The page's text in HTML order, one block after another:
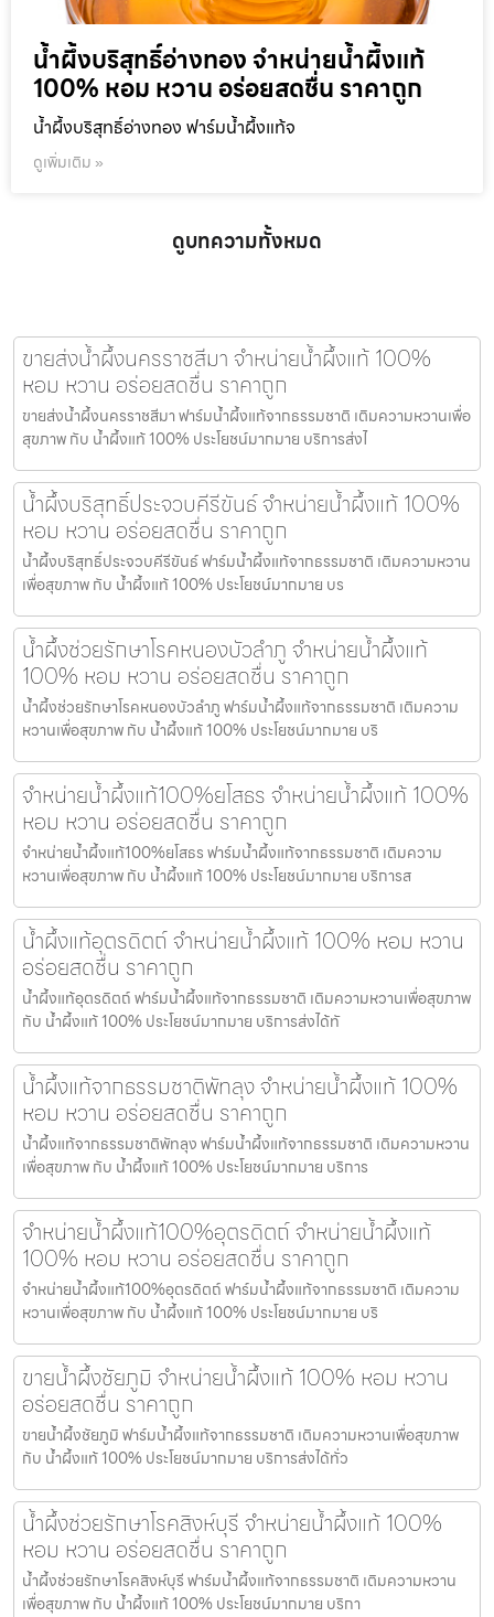
น้ำผึ้งบริสุทธิ์อ่างทอง จำหน่ายน้ำผึ้งแท้
100% หอม หวาน อร่อยสดชื่น ราคาถูก
น้ำผึ้งบริสุทธิ์อ่างทอง ฟาร์มน้ำผึ้งแท้จ
ดูเพิ่มเติม »
ดูบทความทั้งหมด
ขายส่งน้ำผึ้งนครราชสีมา จำหน่ายน้ำผึ้งแท้ 100%
หอม หวาน อร่อยสดชื่น ราคาถูก
ขายส่งน้ำผึ้งนครราชสีมา ฟาร์มน้ำผึ้งแท้จากธรรมชาติ เติมความหวานเพื่อ
สุขภาพ กับ น้ำผึ้งแท้ 100% ประโยชน์มากมาย บริการส่งไ
น้ำผึ้งบริสุทธิ์ประจวบคีรีขันธ์ จำหน่ายน้ำผึ้งแท้ 100%
หอม หวาน อร่อยสดชื่น ราคาถูก
น้ำผึ้งบริสุทธิ์ประจวบคีรีขันธ์ ฟาร์มน้ำผึ้งแท้จากธรรมชาติ เติมความหวาน
เพื่อสุขภาพ กับ น้ำผึ้งแท้ 100% ประโยชน์มากมาย บร
น้ำผึ้งช่วยรักษาโรคหนองบัวลำภู จำหน่ายน้ำผึ้งแท้
100% หอม หวาน อร่อยสดชื่น ราคาถูก
น้ำผึ้งช่วยรักษาโรคหนองบัวลำภู ฟาร์มน้ำผึ้งแท้จากธรรมชาติ เติมความ
หวานเพื่อสุขภาพ กับ น้ำผึ้งแท้ 100% ประโยชน์มากมาย บริ
จำหน่ายน้ำผึ้งแท้100%ยโสธร จำหน่ายน้ำผึ้งแท้ 100%
หอม หวาน อร่อยสดชื่น ราคาถูก
จำหน่ายน้ำผึ้งแท้100%ยโสธร ฟาร์มน้ำผึ้งแท้จากธรรมชาติ เติมความ
หวานเพื่อสุขภาพ กับ น้ำผึ้งแท้ 100% ประโยชน์มากมาย บริการส
น้ำผึ้งแท้อุตรดิตถ์ จำหน่ายน้ำผึ้งแท้ 100% หอม หวาน
อร่อยสดชื่น ราคาถูก
น้ำผึ้งแท้อุตรดิตถ์ ฟาร์มน้ำผึ้งแท้จากธรรมชาติ เติมความหวานเพื่อสุขภาพ
กับ น้ำผึ้งแท้ 100% ประโยชน์มากมาย บริการส่งได้ทั
น้ำผึ้งแท้จากธรรมชาติพัทลุง จำหน่ายน้ำผึ้งแท้ 100%
หอม หวาน อร่อยสดชื่น ราคาถูก
น้ำผึ้งแท้จากธรรมชาติพัทลุง ฟาร์มน้ำผึ้งแท้จากธรรมชาติ เติมความหวาน
เพื่อสุขภาพ กับ น้ำผึ้งแท้ 100% ประโยชน์มากมาย บริการ
จำหน่ายน้ำผึ้งแท้100%อุตรดิตถ์ จำหน่ายน้ำผึ้งแท้
100% หอม หวาน อร่อยสดชื่น ราคาถูก
จำหน่ายน้ำผึ้งแท้100%อุตรดิตถ์ ฟาร์มน้ำผึ้งแท้จากธรรมชาติ เติมความ
หวานเพื่อสุขภาพ กับ น้ำผึ้งแท้ 100% ประโยชน์มากมาย บริ
ขายน้ำผึ้งชัยภูมิ จำหน่ายน้ำผึ้งแท้ 100% หอม หวาน
อร่อยสดชื่น ราคาถูก
ขายน้ำผึ้งชัยภูมิ ฟาร์มน้ำผึ้งแท้จากธรรมชาติ เติมความหวานเพื่อสุขภาพ
กับ น้ำผึ้งแท้ 100% ประโยชน์มากมาย บริการส่งได้ทั่ว
น้ำผึ้งช่วยรักษาโรคสิงห์บุรี จำหน่ายน้ำผึ้งแท้ 100%
หอม หวาน อร่อยสดชื่น ราคาถูก
น้ำผึ้งช่วยรักษาโรคสิงห์บุรี ฟาร์มน้ำผึ้งแท้จากธรรมชาติ เติมความหวาน
เพื่อสุขภาพ กับ น้ำผึ้งแท้ 100% ประโยชน์มากมาย บริกา